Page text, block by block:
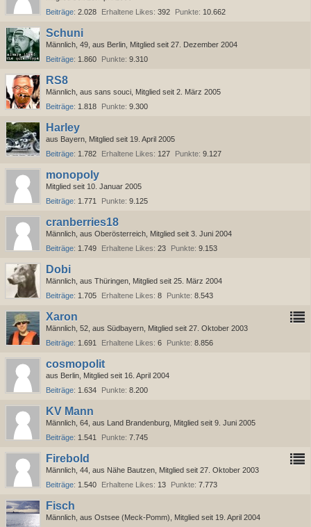
Beiträge 2.028 Erhaltene Likes 392 Punkte 10.662
Schuni
Männlich 49 aus Berlin Mitglied seit 27. Dezember 2004
Beiträge 1.860 Punkte 9.310
RS8
Männlich aus sans souci Mitglied seit 2. März 2005
Beiträge 1.818 Punkte 9.300
Harley
aus Bayern Mitglied seit 19. April 2005
Beiträge 1.782 Erhaltene Likes 127 Punkte 9.127
monopoly
Mitglied seit 10. Januar 2005
Beiträge 1.771 Punkte 9.125
cranberries18
Männlich aus Oberösterreich Mitglied seit 3. Juni 2004
Beiträge 1.749 Erhaltene Likes 23 Punkte 9.153
Dobi
Männlich aus Thüringen Mitglied seit 25. März 2004
Beiträge 1.705 Erhaltene Likes 8 Punkte 8.543
Xaron
Männlich 52 aus Südbayern Mitglied seit 27. Oktober 2003
Beiträge 1.691 Erhaltene Likes 6 Punkte 8.856
cosmopolit
aus Berlin Mitglied seit 16. April 2004
Beiträge 1.634 Punkte 8.200
KV Mann
Männlich 64 aus Land Brandenburg Mitglied seit 9. Juni 2005
Beiträge 1.541 Punkte 7.745
Firebold
Männlich 44 aus Nähe Bautzen Mitglied seit 27. Oktober 2003
Beiträge 1.540 Erhaltene Likes 13 Punkte 7.773
Fisch
Männlich aus Ostsee (Meck-Pomm)
Mitglied seit 19. April 2004